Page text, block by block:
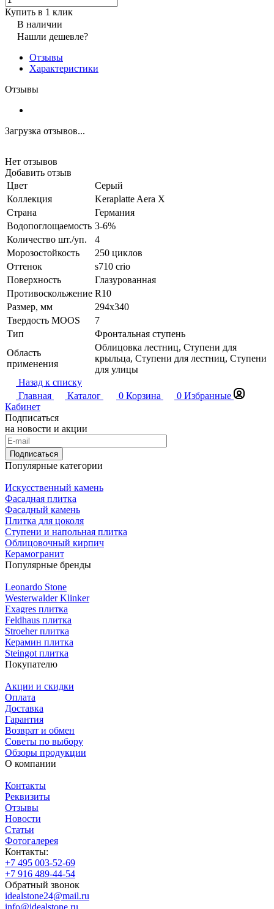
Купить в 1 клик
В наличии
Нашли дешевле?
Отзывы
Характеристики
Отзывы
Загрузка отзывов...
Нет отзывов
Добавить отзыв
Цвет
Серый
Коллекция
Keraplatte Aera X
Страна
Германия
Водопоглощаемость 3-6%
Количество шт./уп.
4
Морозостойкость
250 циклов
Оттенок
s710 crio
Поверхность
Глазурованная
Противоскольжение R10
Размер, мм
294x340
Твердость MOOS
7
Тип
Фронтальная ступень
Область
применения
Облицовка лестниц, Ступени для
крыльца, Ступени для лестниц, Ступени
для улицы
Назад к списку
Главная
Каталог 0 Корзина 0 Избранные
Кабинет
Подписаться
на новости и акции
Подписаться
Популярные категории
Искусственный камень
Фасадная плитка
Фасадный камень
Плитка для цоколя
Ступени и напольная плитка
Облицовочный кирпич
Керамогранит
Популярные бренды
Leonardo Stone
Westerwalder Klinker
Exagres плитка
Feldhaus плитка
Stroeher плитка
Керамин плитка
Steingot плитка
Покупателю
Акции и скидки
Оплата
Доставка
Гарантия
Возврат и обмен
Советы по выбору
Обзоры продукции
О компании
Контакты
Реквизиты
Отзывы
Новости
Статьи
Фотогалерея
Контакты:
+7 495 003-52-69
+7 916 489-44-54
Обратный звонок
idealstone24@mail.ru
info@idealstone.ru